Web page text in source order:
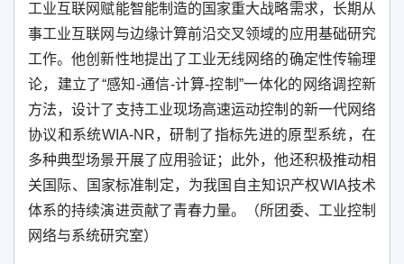
工业互联网赋能智能制造的国家重大战略需求，长期从
事工业互联网与边缘计算前沿交叉领域的应用基础研究
工作。他创新性地提出了工业无线网络的确定性传输理
论，建立了“感知-通信-计算-控制”一体化的网络调控新
方法，设计了支持工业现场高速运动控制的新一代网络
协议和系统WIA-NR，研制了指标先进的原型系统，在
多种典型场景开展了应用验证；此外，他还积极推动相
关国际、国家标准制定，为我国自主知识产权WIA技术
体系的持续演进贡献了青春力量。（所团委、工业控制
网络与系统研究室）